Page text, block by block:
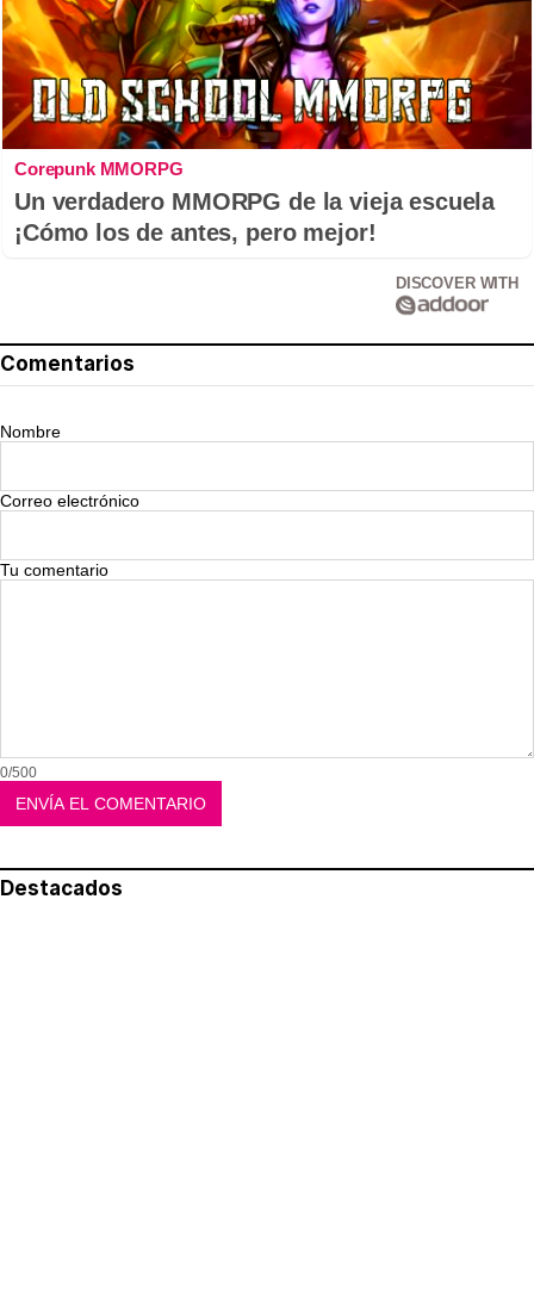
Corepunk MMORPG
Un verdadero MMORPG de la vieja escuela
¡Cómo los de antes, pero mejor!
DISCOVER WITH
Comentarios
Nombre
Correo electrónico
Tu comentario
0/500
Destacados